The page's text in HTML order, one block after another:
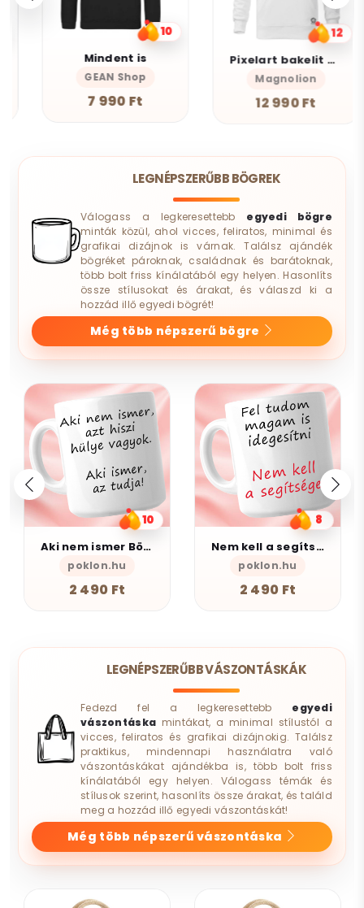
10
Mindent is
GEAN Shop
7 990 Ft
12
Pixelart bakelit az űrben v3
Magnolion
12 990 Ft
LEGNÉPSZERŰBB BÖGREK
Válogass a legkeresettebb egyedi bögre
minták közül, ahol vicces, feliratos, minimal és
grafikai dizájnok is várnak. Találsz ajándék
bögréket pároknak, családnak és barátoknak,
több bolt friss kínálatából egy helyen. Hasonlíts
össze stílusokat és árakat, és válaszd ki a
hozzád illő egyedi bögrét!
Még több népszerű bögre
8
Nem kell a segítsé - Bögre
poklon.hu
2 490 Ft
5
AlszomKöszi kerámia bögre - Black Edition
AlszomKöszi- Szarkasztikus-Vicces-
4 490 Ft
LEGNÉPSZERŰBB VÁSZONTÁSKÁK
Fedezd fel a legkeresettebb egyedi
vászontáska mintákat, a minimal stílustól a
vicces, feliratos és grafikai dizájnokig. Találsz
praktikus, mindennapi használatra való
vászontáskákat ajándékba is, több bolt friss
kínálatából egy helyen. Válogass témák és
stílusok szerint, hasonlíts össze árakat, és találd
meg a hozzád illő egyedi vászontáskát!
Még több népszerű vászontáska